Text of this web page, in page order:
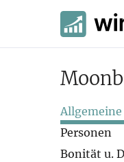
Personen
Bonität u.